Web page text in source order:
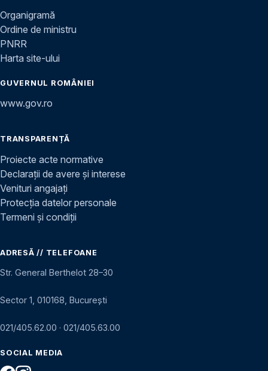
Organigramă
Ordine de ministru
PNRR
Harta site-ului
GUVERNUL ROMÂNIEI
www.gov.ro
TRANSPARENȚĂ
Proiecte acte normative
Declarații de avere și interese
Venituri angajați
Protecția datelor personale
Termeni și condiții
ADRESĂ // TELEFOANE
Str. General Berthelot 28–30
Sector 1, 010168, București
021/405.62.00 · 021/405.63.00
SOCIAL MEDIA